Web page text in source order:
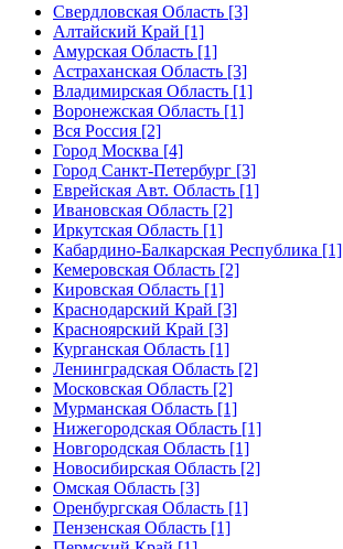
Свердловская Область [3]
Алтайский Край [1]
Амурская Область [1]
Астраханская Область [3]
Владимирская Область [1]
Воронежская Область [1]
Вся Россия [2]
Город Москва [4]
Город Санкт-Петербург [3]
Еврейская Авт. Область [1]
Ивановская Область [2]
Иркутская Область [1]
Кабардино-Балкарская Республика [1]
Кемеровская Область [2]
Кировская Область [1]
Краснодарский Край [3]
Красноярский Край [3]
Курганская Область [1]
Ленинградская Область [2]
Московская Область [2]
Мурманская Область [1]
Нижегородская Область [1]
Новгородская Область [1]
Новосибирская Область [2]
Омская Область [3]
Оренбургская Область [1]
Пензенская Область [1]